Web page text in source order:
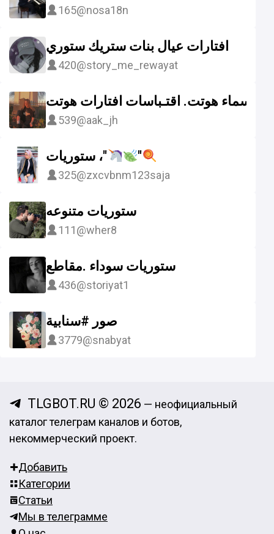
165@nosa18n
افتارات عيال بنات ستريك ستوري
420@story_me_rewayat
539@aak_jh
ستوريات ،" "
325@zxcvbnm123saja
111@wher8
ستوريات سوداء .مقاطع
436@storiyat1
صور #سنابية
3779@snabyat
TLGBOT.RU © 2026 — неофициальный
каталог телеграм каналов и ботов,
некоммерческий проект.
Добавить
Категории
Статьи
Мы в телеграмме